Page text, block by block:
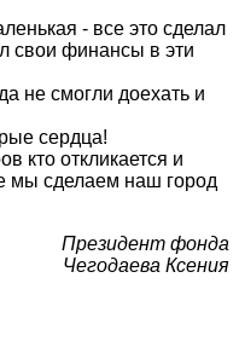
- все это сделал
свои финансы в эти
не смогли доехать и
сердца!
кто откликается и
мы сделаем наш город
Президент фонда
Чегодаева Ксения